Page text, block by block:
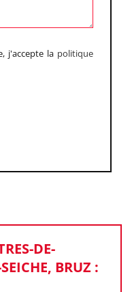
j'accepte la politique
DE-
BRUZ :